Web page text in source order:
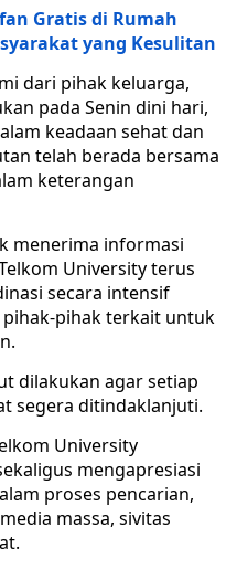
Gratis di Rumah
yang Kesulitan
dari pihak keluarga,
pada Senin dini hari,
keadaan sehat dan
telah berada bersama
keterangan
menerima informasi
University terus
secara intensif
pihak terkait untuk
dilakukan agar setiap
segera ditindaklanjuti.
University
mengapresiasi
proses pencarian,
massa, sivitas